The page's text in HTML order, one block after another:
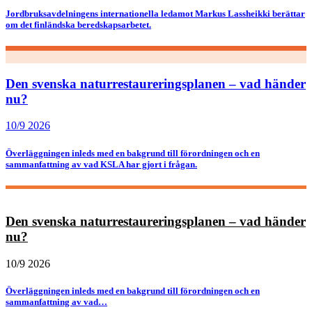
Jordbruksavdelningens internationella ledamot Markus Lassheikki berättar
om det finländska beredskapsarbetet.
Den svenska naturrestaureringsplanen – vad händer
nu?
10/9 2026
Överläggningen inleds med en bakgrund till förordningen och en
sammanfattning av vad KSLA har gjort i frågan.
Den svenska naturrestaureringsplanen – vad händer
nu?
10/9 2026
Överläggningen inleds med en bakgrund till förordningen och en
sammanfattning av vad…